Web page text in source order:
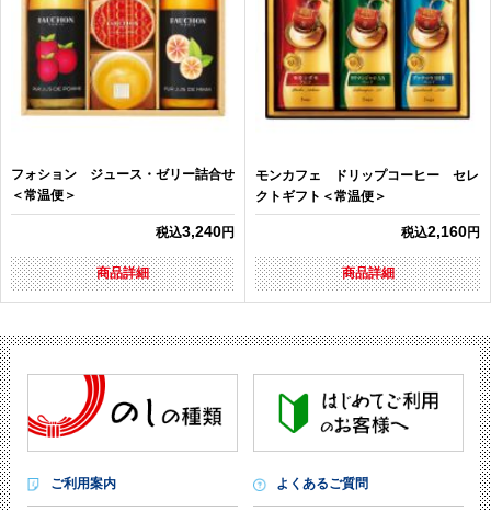
フォション ジュース・ゼリー詰合せ
＜常温便＞
税込3,240円
商品詳細
モンカフェ ドリップコーヒー セレ
クトギフト＜常温便＞
税込2,160円
商品詳細
ご利用案内 よくあるご質問